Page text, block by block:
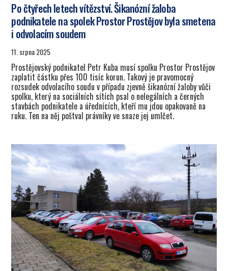
Po čtyřech letech vítězství. Šikanózní žaloba
podnikatele na spolek Prostor Prostějov byla smetena
i odvolacím soudem
11. srpna 2025
Prostějovský podnikatel Petr Kuba musí spolku Prostor Prostějov
zaplatit částku přes 100 tisíc korun. Takový je pravomocný
rozsudek odvolacího soudu v případu zjevně šikanózní žaloby vůči
spolku, který na sociálních sítích psal o nelegálních a černých
stavbách podnikatele a úřednících, kteří mu jdou opakovaně na
ruku. Ten na něj poštval právníky ve snaze jej umlčet.